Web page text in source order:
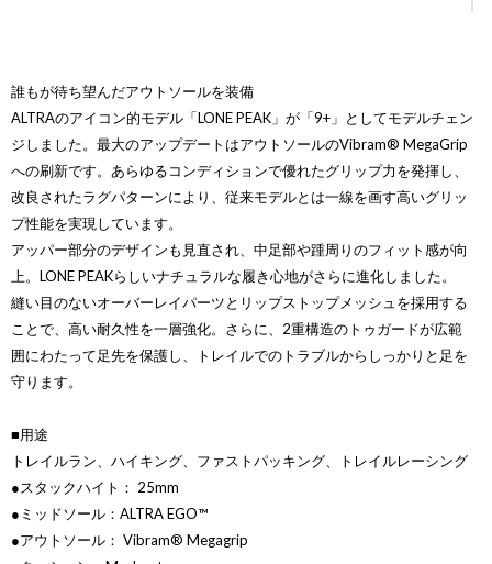
誰もが待ち望んだアウトソールを装備
ALTRAのアイコン的モデル「LONE PEAK」が「9+」としてモデルチェン
ジしました。最大のアップデートはアウトソールのVibram® MegaGrip
への刷新です。あらゆるコンディションで優れたグリップ力を発揮し、
改良されたラグパターンにより、従来モデルとは一線を画す高いグリッ
プ性能を実現しています。
アッパー部分のデザインも見直され、中足部や踵周りのフィット感が向
上。LONE PEAKらしいナチュラルな履き心地がさらに進化しました。
縫い目のないオーバーレイパーツとリップストップメッシュを採用する
ことで、高い耐久性を一層強化。さらに、2重構造のトゥガードが広範
囲にわたって足先を保護し、トレイルでのトラブルからしっかりと足を
守ります。
■用途
トレイルラン、ハイキング、ファストパッキング、トレイルレーシング
●スタックハイト： 25mm
●ミッドソール：ALTRA EGO™
●アウトソール： Vibram® Megagrip